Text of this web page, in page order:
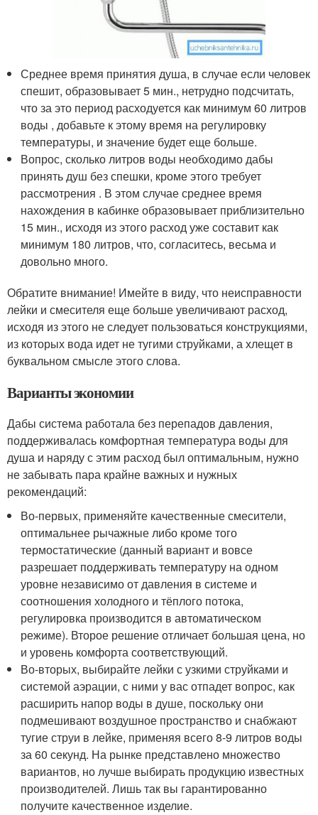
Среднее время принятия душа, в случае если человек
спешит, образовывает 5 мин., нетрудно подсчитать,
что за это период расходуется как минимум 60 литров
воды , добавьте к этому время на регулировку
температуры, и значение будет еще больше.
Вопрос, сколько литров воды необходимо дабы
принять душ без спешки, кроме этого требует
рассмотрения . В этом случае среднее время
нахождения в кабинке образовывает приблизительно
15 мин., исходя из этого расход уже составит как
минимум 180 литров, что, согласитесь, весьма и
довольно много.
Обратите внимание! Имейте в виду, что неисправности
лейки и смесителя еще больше увеличивают расход,
исходя из этого не следует пользоваться конструкциями,
из которых вода идет не тугими струйками, а хлещет в
буквальном смысле этого слова.
Варианты экономии
Дабы система работала без перепадов давления,
поддерживалась комфортная температура воды для
душа и наряду с этим расход был оптимальным, нужно
не забывать пара крайне важных и нужных
рекомендаций:
Во-первых, применяйте качественные смесители,
оптимальнее рычажные либо кроме того
термостатические (данный вариант и вовсе
разрешает поддерживать температуру на одном
уровне независимо от давления в системе и
соотношения холодного и тёплого потока,
регулировка производится в автоматическом
режиме). Второе решение отличает большая цена, но
и уровень комфорта соответствующий.
Во-вторых, выбирайте лейки с узкими струйками и
системой аэрации, с ними у вас отпадет вопрос, как
расширить напор воды в душе, поскольку они
подмешивают воздушное пространство и снабжают
тугие струи в лейке, применяя всего 8-9 литров воды
за 60 секунд. На рынке представлено множество
вариантов, но лучше выбирать продукцию известных
производителей. Лишь так вы гарантированно
получите качественное изделие.